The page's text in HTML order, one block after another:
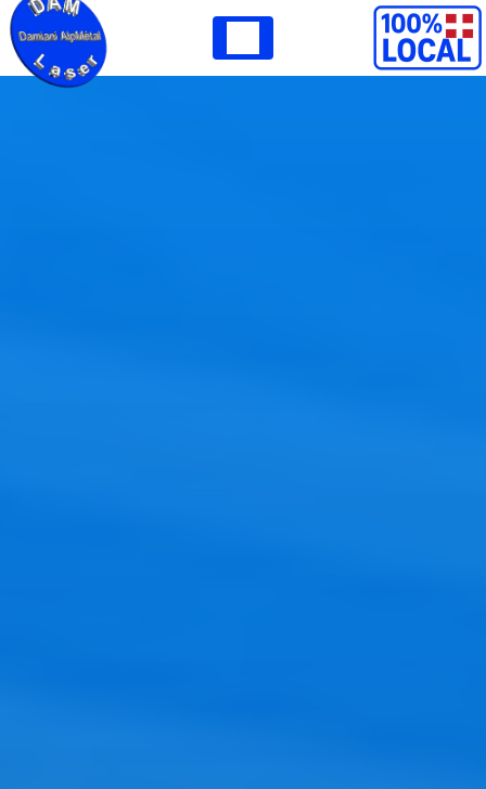
Panneau de gestion des cookies